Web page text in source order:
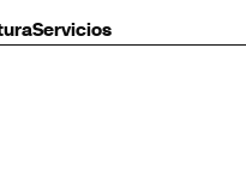
Servicios